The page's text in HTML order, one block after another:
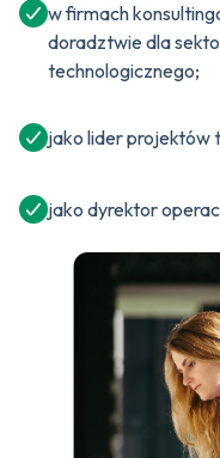
w firmach
doradztwie dla
technologicznego;
jako lider projektów
jako dyrektor